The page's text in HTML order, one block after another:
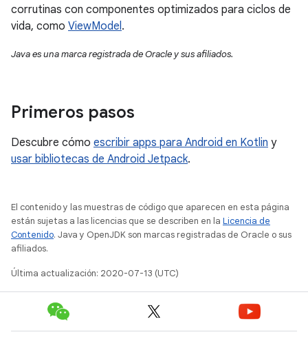
corrutinas con componentes optimizados para ciclos de
vida, como ViewModel.
Java es una marca registrada de Oracle y sus afiliados.
Primeros pasos
Descubre cómo escribir apps para Android en Kotlin y
usar bibliotecas de Android Jetpack.
El contenido y las muestras de código que aparecen en esta página
están sujetas a las licencias que se describen en la Licencia de
Contenido. Java y OpenJDK son marcas registradas de Oracle o sus
afiliados.
Última actualización: 2020-07-13 (UTC)